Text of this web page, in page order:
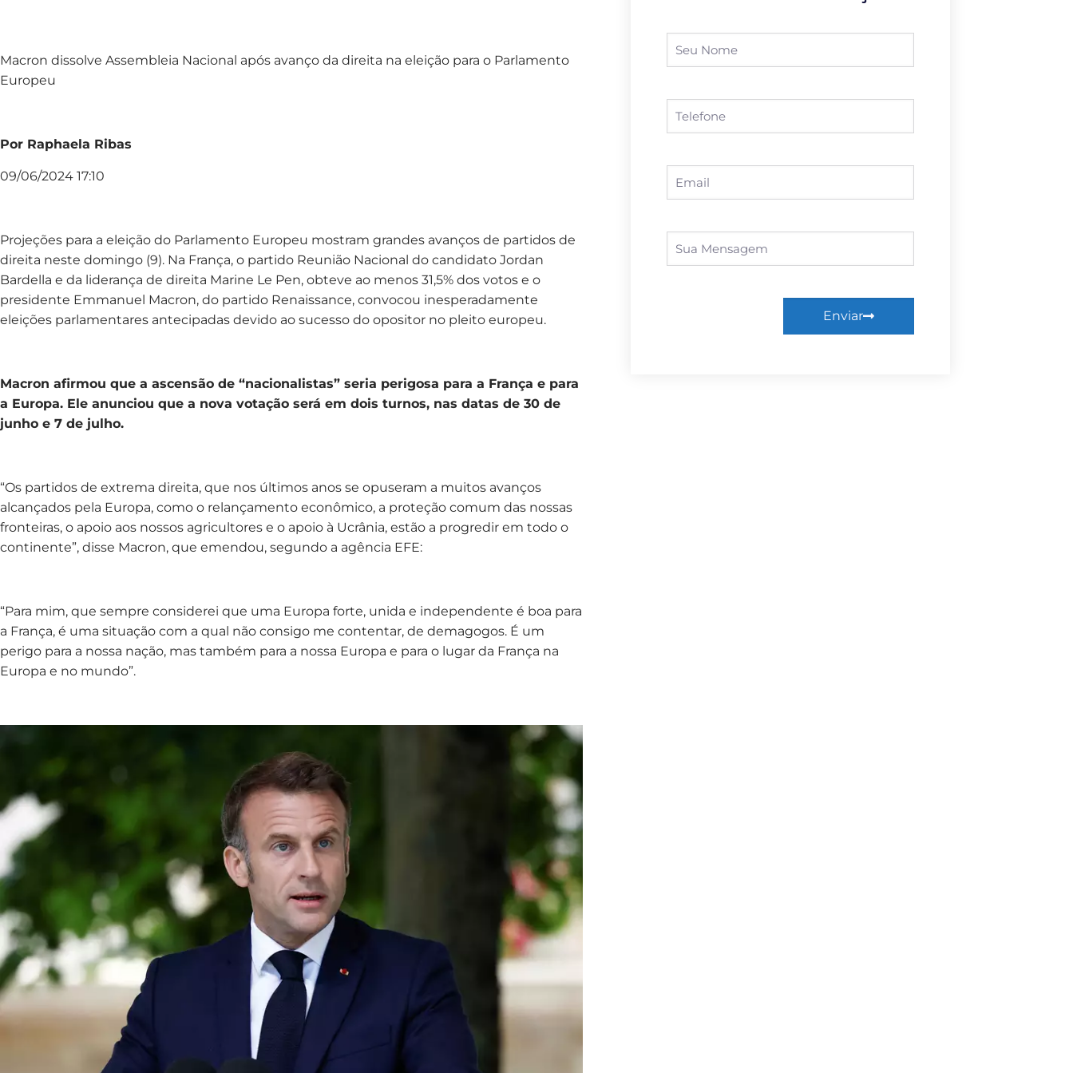
Macron dissolve Assembleia Nacional após avanço da direita na eleição para o Parlamento
Europeu
Por Raphaela Ribas
09/06/2024 17:10
Projeções para a eleição do Parlamento Europeu mostram grandes avanços de partidos de
direita neste domingo (9). Na França, o partido Reunião Nacional do candidato Jordan
Bardella e da liderança de direita Marine Le Pen, obteve ao menos 31,5% dos votos e o
presidente Emmanuel Macron, do partido Renaissance, convocou inesperadamente
eleições parlamentares antecipadas devido ao sucesso do opositor no pleito europeu.
Macron afirmou que a ascensão de “nacionalistas” seria perigosa para a França e para
a Europa. Ele anunciou que a nova votação será em dois turnos, nas datas de 30 de
junho e 7 de julho.
“Os partidos de extrema direita, que nos últimos anos se opuseram a muitos avanços
alcançados pela Europa, como o relançamento econômico, a proteção comum das nossas
fronteiras, o apoio aos nossos agricultores e o apoio à Ucrânia, estão a progredir em todo o
continente”, disse Macron, que emendou, segundo a agência EFE:
“Para mim, que sempre considerei que uma Europa forte, unida e independente é boa para
a França, é uma situação com a qual não consigo me contentar, de demagogos. É um
perigo para a nossa nação, mas também para a nossa Europa e para o lugar da França na
Europa e no mundo”.
Enviar